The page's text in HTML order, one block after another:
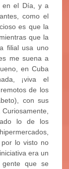
en el Día, y a
como el
es que la
que la
filial usa uno
me suena a
en Cuba
¡viva el
de los
con sus
lo de los
lo visto no
era un
que se